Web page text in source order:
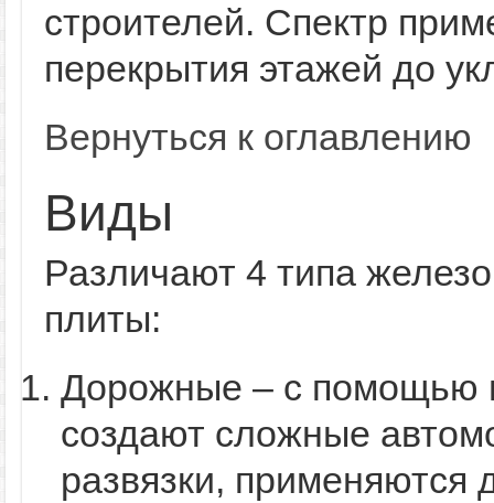
строителей. Спектр
перекрытия этажей до
Вернуться к оглавлению
Виды
Различают 4 типа
плиты:
Дорожные – с помощью
создают сложные
развязки, применяются